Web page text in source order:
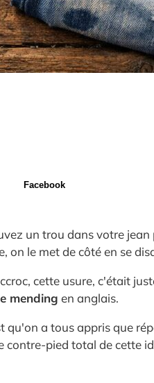
Facebook
un trou dans votre
on le met de côté en se
cette usure, c'était
mending en anglais.
qu'on a tous appris que
contre-pied total de cette